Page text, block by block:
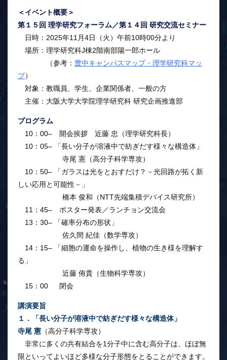
＜イベント概要＞
第１５回 理学研究フォーラム／第１４回 研究交流セミナー
日時：2025年11月4日（火）午前10時00分より
場所：理学研究科J棟2階南部陽一郎ホール
（参考： 豊中キャンパスマップ・理学研究科マッ
プ）
対象：教職員、学生、企業関係者、一般の方
主催：大阪大学大学院理学研究科 研究企画推進部
プログラム
10：00– 開会挨拶 近藤 忠（理学研究科長）
10：05– 「長い分子が溶液中で紡ぎだす様々な構造体」
寺尾 憲（高分子科学専攻）
10：50– 「ガラスは光をとおすだけ？－光回路が拓く新
しい応用と可能性－」
橋本 俊和（NTT先端集積デバイス研究所）
11：45– ポスター発表／ランチョン交流会
13：30– 「確率分布の形状」
佐久間 紀佳（数学専攻）
14：15– 「細胞の運命を操作し、植物の生き様を理解す
る」
近藤 侑貴（生物科学専攻）
15：00
閉会
講演要旨
１．「長い分子が溶液中で紡ぎだす様々な構造体」
寺尾 憲 （高分子科学専攻）
非常に多くの共有結合を1分子中に含む高分子は、ほぼ無
限といってよいほど多様な分子形態をとることができます。